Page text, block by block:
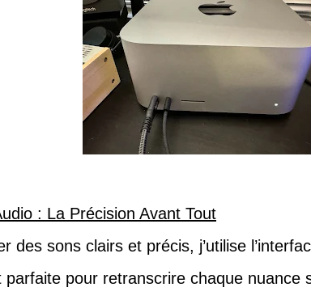
: La Précision Avant Tout
des sons clairs et précis, j’utilise
parfaite pour retranscrire chaque nuance